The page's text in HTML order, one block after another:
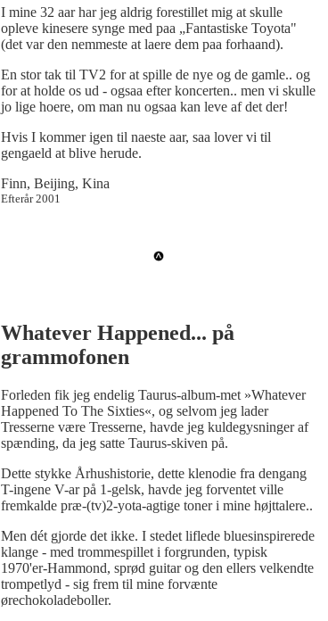
I mine 32 aar har jeg aldrig forestillet mig at skulle
opleve kinesere synge med paa „Fantastiske Toyota"
(det var den nemmeste at laere dem paa forhaand).
En stor tak til TV2 for at spille de nye og de gamle.. og
for at holde os ud - ogsaa efter koncerten.. men vi skulle
jo lige hoere, om man nu ogsaa kan leve af det der!
Hvis I kommer igen til naeste aar, saa lover vi til
gengaeld at blive herude.
Finn, Beijing, Kina
Efterår 2001
Whatever Happened... på
grammofonen
Forleden fik jeg endelig Taurus-album-met »Whatever
Happened To The Sixties«, og selvom jeg lader
Tresserne være Tresserne, havde jeg kuldegysninger af
spænding, da jeg satte Taurus-skiven på.
Dette stykke Århushistorie, dette klenodie fra dengang
T-ingene V-ar på 1-gelsk, havde jeg forventet ville
fremkalde præ-(tv)2-yota-agtige toner i mine højttalere..
Men dét gjorde det ikke. I stedet liflede bluesinspirerede
klange - med trommespillet i forgrunden, typisk
1970'er-Hammond, sprød guitar og den ellers velkendte
trompetlyd - sig frem til mine forvænte
ørechokoladeboller.